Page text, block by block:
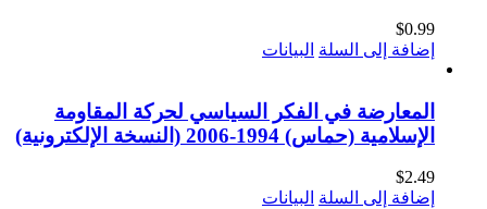
$0.99
إضافة إلى السلة البيانات
المعارضة في الفكر السياسي لحركة المقاومة
الإسلامية (حماس) 1994-2006 (النسخة الإلكترونية)
$2.49
إضافة إلى السلة البيانات